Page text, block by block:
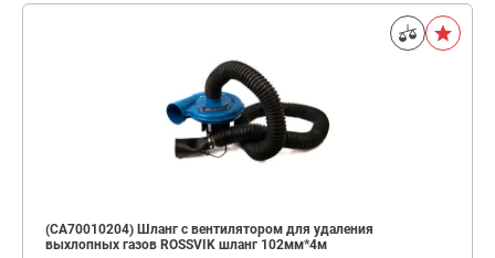
(CA70010204) Шланг с вентилятором для удаления
выхлопных газов ROSSVIK шланг 102мм*4м